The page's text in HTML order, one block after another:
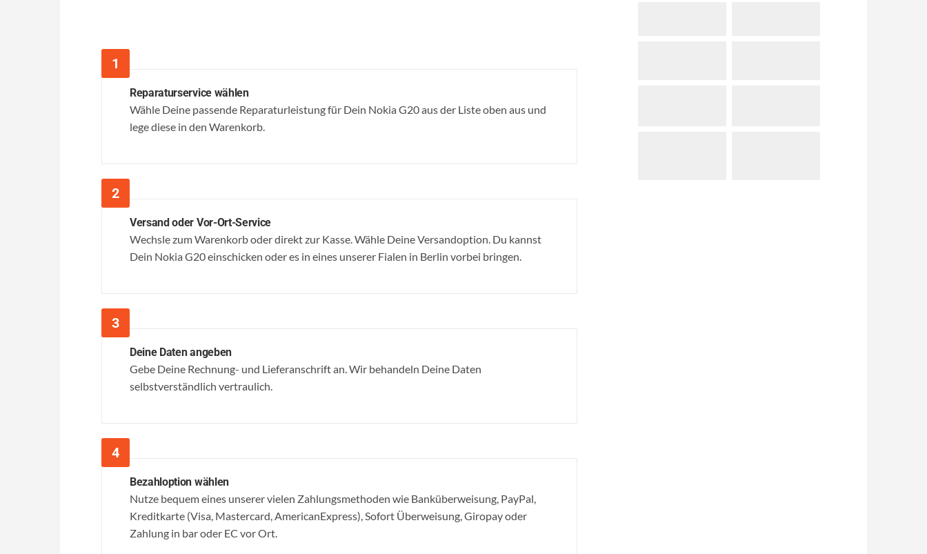
Reparaturservice wählen
Wähle Deine passende Reparaturleistung für Dein Nokia G20 aus der Liste oben aus und
lege diese in den Warenkorb.
Versand oder Vor-Ort-Service
Wechsle zum Warenkorb oder direkt zur Kasse. Wähle Deine Versandoption. Du kannst
Dein Nokia G20 einschicken oder es in eines unserer Fialen in Berlin vorbei bringen.
Deine Daten angeben
Gebe Deine Rechnung- und Lieferanschrift an. Wir behandeln Deine Daten
selbstverständlich vertraulich.
Bezahloption wählen
Nutze bequem eines unserer vielen Zahlungsmethoden wie Banküberweisung, PayPal,
Kreditkarte (Visa, Mastercard, AmericanExpress), Sofort Überweisung, Giropay oder
Zahlung in bar oder EC vor Ort.